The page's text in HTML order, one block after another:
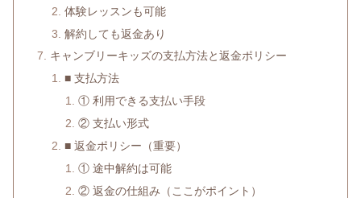
体験レッスンも可能
解約しても返金あり
キャンブリーキッズの支払方法と返金ポリシー
■ 支払方法
① 利用できる支払い手段
② 支払い形式
■ 返金ポリシー（重要）
① 途中解約は可能
② 返金の仕組み（ここがポイント）